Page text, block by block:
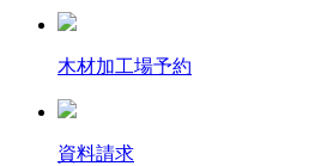
木材加工場予約
資料請求